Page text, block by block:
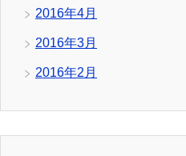
2016年4月
2016年3月
2016年2月